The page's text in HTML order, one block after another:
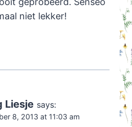
niet lekker!
Liesje says:
8, 2013 at 11:03 am